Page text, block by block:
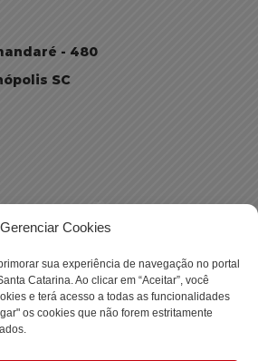
Gerenciar Cookies
sua experiência de navegação no portal
Catarina. Ao clicar em “Aceitar”, você
e terá acesso a todas as funcionalidades
os cookies que não forem estritamente
- 480
SC